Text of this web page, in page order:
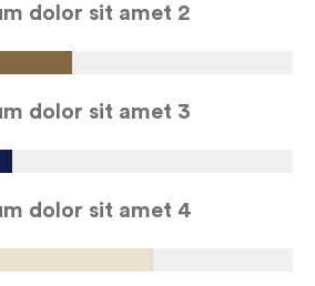
dolor sit amet 2
dolor sit amet 3
dolor sit amet 4